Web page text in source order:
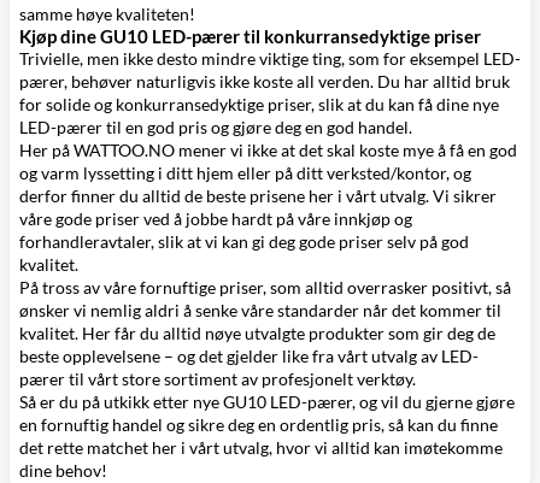
samme høye kvaliteten!
Kjøp dine GU10 LED-pærer til konkurransedyktige priser
Trivielle, men ikke desto mindre viktige ting, som for eksempel LED-
pærer, behøver naturligvis ikke koste all verden. Du har alltid bruk
for solide og konkurransedyktige priser, slik at du kan få dine nye
LED-pærer til en god pris og gjøre deg en god handel.
Her på WATTOO.NO mener vi ikke at det skal koste mye å få en god
og varm lyssetting i ditt hjem eller på ditt verksted/kontor, og
derfor finner du alltid de beste prisene her i vårt utvalg. Vi sikrer
våre gode priser ved å jobbe hardt på våre innkjøp og
forhandleravtaler, slik at vi kan gi deg gode priser selv på god
kvalitet.
På tross av våre fornuftige priser, som alltid overrasker positivt, så
ønsker vi nemlig aldri å senke våre standarder når det kommer til
kvalitet. Her får du alltid nøye utvalgte produkter som gir deg de
beste opplevelsene – og det gjelder like fra vårt utvalg av LED-
pærer til vårt store sortiment av profesjonelt verktøy.
Så er du på utkikk etter nye GU10 LED-pærer, og vil du gjerne gjøre
en fornuftig handel og sikre deg en ordentlig pris, så kan du finne
det rette matchet her i vårt utvalg, hvor vi alltid kan imøtekomme
dine behov!